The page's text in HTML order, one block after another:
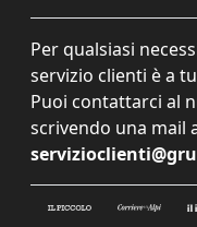
Per qualsiasi
servizio clienti è a
Puoi contattarci al
scrivendo una mail